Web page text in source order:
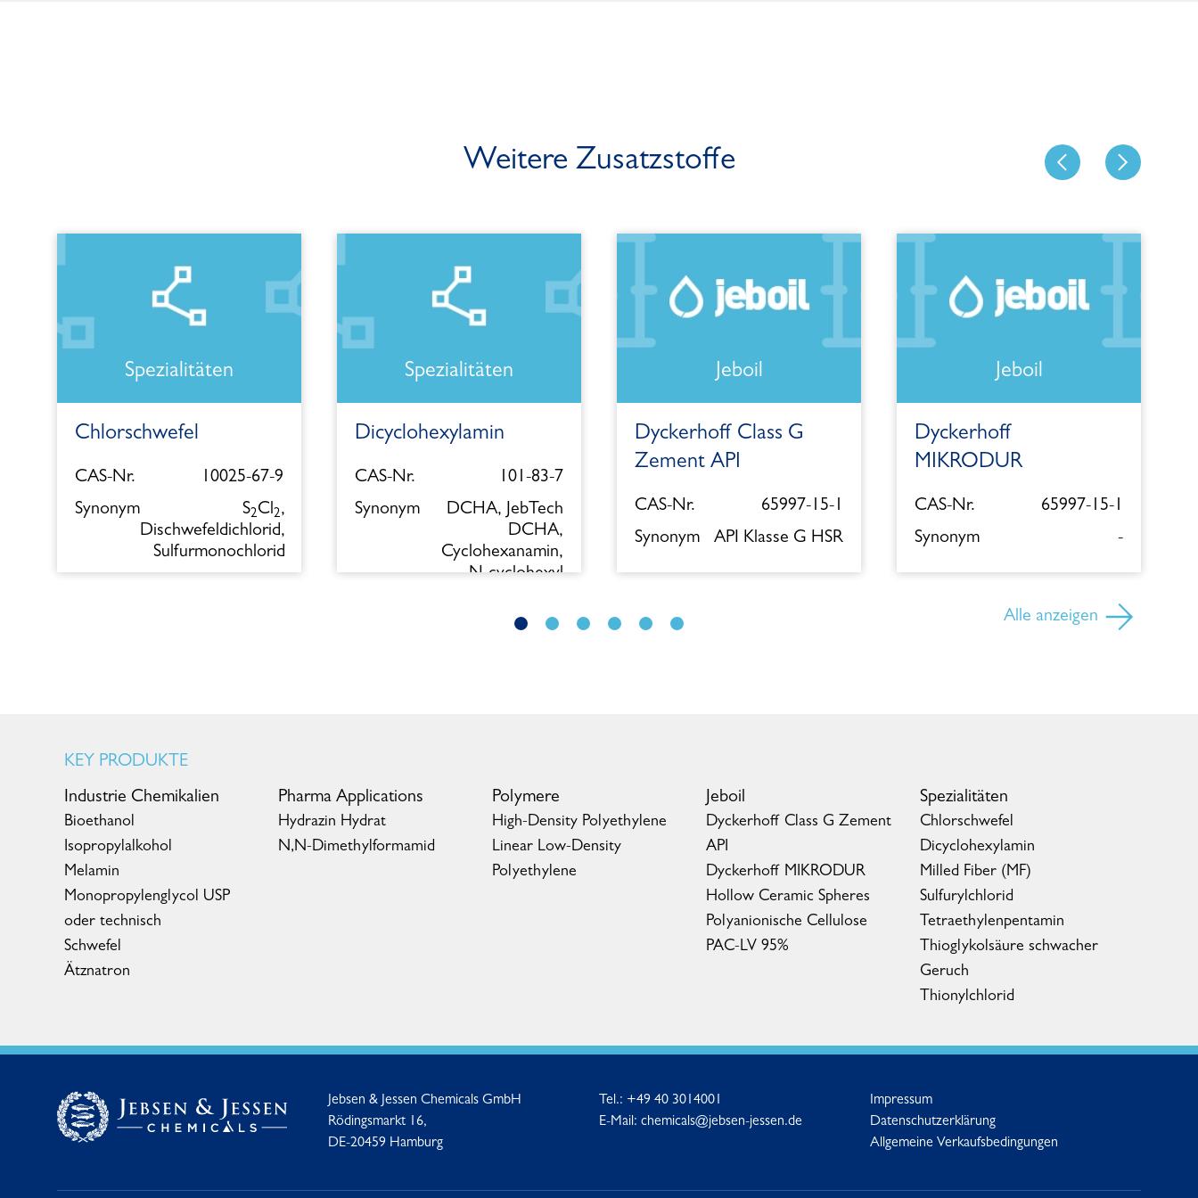
Weitere Zusatzstoffe
Spezialitäten
Chlorschwefel
CAS-Nr.
10025-67-9
Synonym
S2Cl2,
Dischwefeldichlorid,
Sulfurmonochlorid
Spezialitäten
Dicyclohexylamin
CAS-Nr.
101-83-7
Synonym
DCHA, JebTech
DCHA,
Cyclohexanamin,
N-cyclohexyl
Jeboil
Dyckerhoff Class G
Zement API
CAS-Nr.
65997-15-1
Synonym
API Klasse G HSR
Jeboil
Dyckerhoff
MIKRODUR
CAS-Nr.
65997-15-1
Synonym
-
Alle anzeigen
KEY PRODUKTE
Industrie Chemikalien
Bioethanol
Isopropylalkohol
Melamin
Monopropylenglycol USP
oder technisch
Schwefel
Ätznatron
Pharma Applications
Hydrazin Hydrat
N,N-Dimethylformamid
Polymere
High-Density Polyethylene
Linear Low-Density
Polyethylene
Jeboil
Dyckerhoff Class G Zement
API
Dyckerhoff MIKRODUR
Hollow Ceramic Spheres
Polyanionische Cellulose
PAC-LV 95%
Spezialitäten
Chlorschwefel
Dicyclohexylamin
Milled Fiber (MF)
Sulfurylchlorid
Tetraethylenpentamin
Thioglykolsäure schwacher
Geruch
Thionylchlorid
Jebsen & Jessen Chemicals GmbH
Rödingsmarkt 16,
DE-20459 Hamburg
Tel.: +49 40 3014001
E-Mail: chemicals@jebsen-jessen.de
Impressum
Datenschutzerklärung
Allgemeine Verkaufsbedingungen